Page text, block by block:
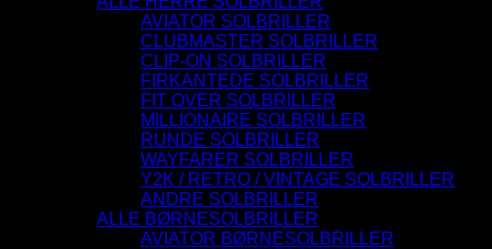
AVIATOR SOLBRILLER
CLUBMASTER SOLBRILLER
CLIP-ON SOLBRILLER
FIRKANTEDE SOLBRILLER
FIT OVER SOLBRILLER
MILLIONAIRE SOLBRILLER
RUNDE SOLBRILLER
WAYFARER SOLBRILLER
Y2K / RETRO / VINTAGE SOLBRILLER
ANDRE SOLBRILLER
ALLE BØRNESOLBRILLER
AVIATOR BØRNESOLBRILLER